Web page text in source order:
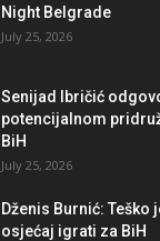
Night Belgrade
July 25, 2026
Senijad Ibričić
potencijalnom
BiH
July 25, 2026
Dženis Burnić: Teško
osjećaj igrati za BiH